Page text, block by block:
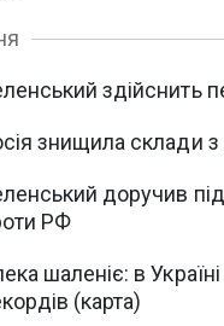
здійснить
знищила склади
доручив
РФ
шаленіє: в
(карта)